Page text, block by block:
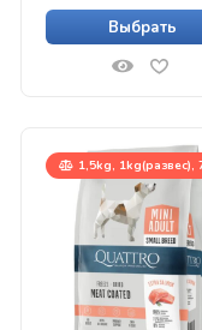
Выбрать
1,5kg, 1kg(развес),